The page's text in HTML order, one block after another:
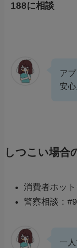
188に相談
ア
安
しつこい場合
消費者ホッ
警察相談：
一